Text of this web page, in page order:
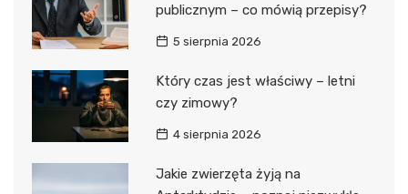
publicznym – co mówią przepisy?
5 sierpnia 2026
Który czas jest właściwy – letni
czy zimowy?
4 sierpnia 2026
Jakie zwierzęta żyją na